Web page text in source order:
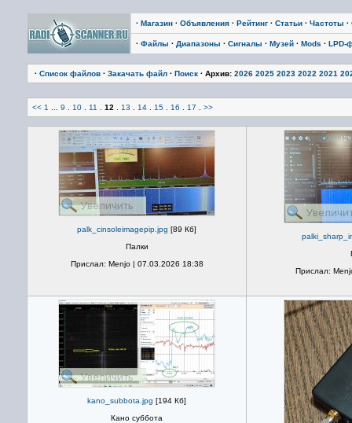
· Магазин · Объявления · Рейтинг · Статьи · Частоты ·
· Файлы · Диапазоны · Сигналы · Музей · Mods · LPD-
· Список файлов · Закачать файл · Поиск · Архив: 2026 2025 2023 2022 2021
<< 1 9 10 11 12 13 14 15 16 17 >>
palk_cinsoleimagepip.jpg [89 Кб]
Палки
Прислал: Menjo | 07.03.2026 18:38
Прислал:
kano_subbota.jpg [194 Кб]
Кано суббота